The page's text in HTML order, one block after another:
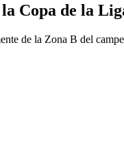
Copa de la
de la Zona B del